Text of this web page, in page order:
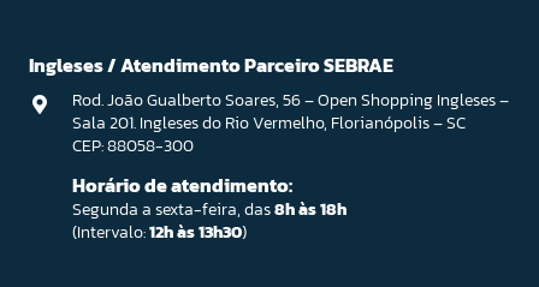
Ingleses / Atendimento Parceiro SEBRAE
Rod. João Gualberto Soares, 56 – Open Shopping Ingleses –
Sala 201. Ingleses do Rio Vermelho, Florianópolis – SC
CEP: 88058-300
Horário de atendimento:
Segunda a sexta-feira, das8h às 18h
(Intervalo:12h às 13h30)